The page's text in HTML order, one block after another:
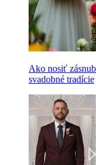
Ako nosiť
svadobné tradície